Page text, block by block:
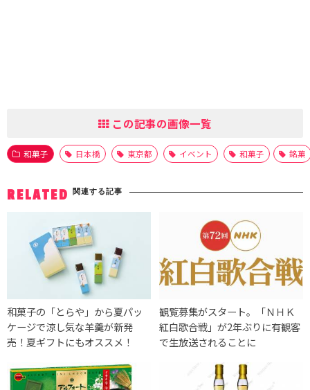
この記事の画像一覧
和菓子 日本橋 東京都 イベント 和菓子 銘菓
RELATED 関連する記事
和菓子の「とらや」から夏パッ
ケージで涼し気な羊羹が新発
売！夏ギフトにもオススメ！
観覧募集がスタート。「ＮＨＫ
紅白歌合戦」が2年ぶりに有観客
で生放送されることに